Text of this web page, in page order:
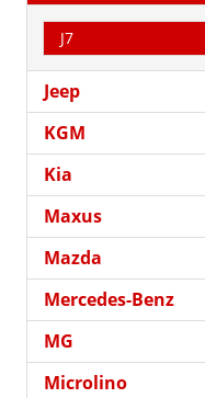
J7
Jeep
KGM
Kia
Maxus
Mazda
Mercedes-Benz
MG
Microlino